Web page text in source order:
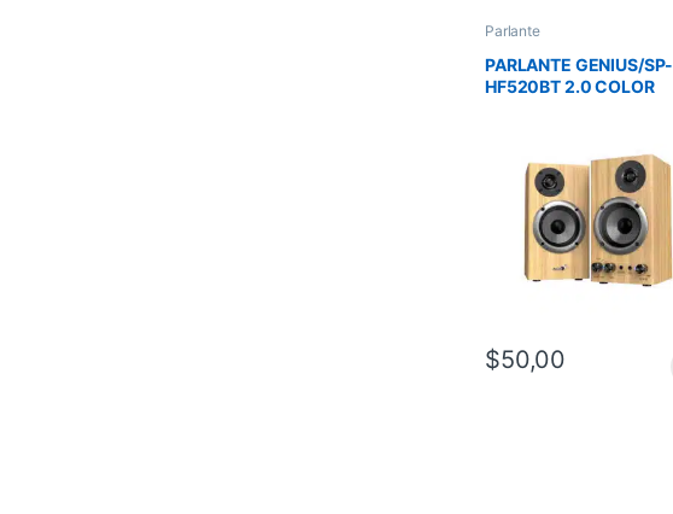
Parlante
PARLANTE GENIUS/SP-
HF520BT 2.0 COLOR
$50,00